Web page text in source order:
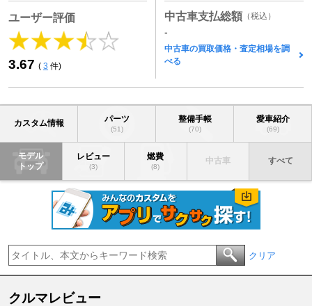
ユーザー評価
3.67 ( 3 件)
中古車支払総額 （税込）
-
中古車の買取価格・査定相場を調
べる
カスタム情報 パーツ
(51)
整備手帳
(70)
愛車紹介
(69)
モデル
トップ
レビュー
(3)
燃費
(8)
中古車 すべて
クリア
クルマレビュー